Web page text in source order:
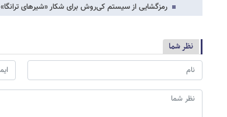
رمزگشایی از سیستم کی‌روش برای شکار «شیرهای ترانگا»
نظر شما